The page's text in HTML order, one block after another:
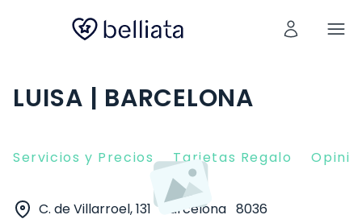
LUISA | BARCELONA
Servicios y Precios Tarjetas Regalo
C. de Villarroel, 131 Barcelona 8036